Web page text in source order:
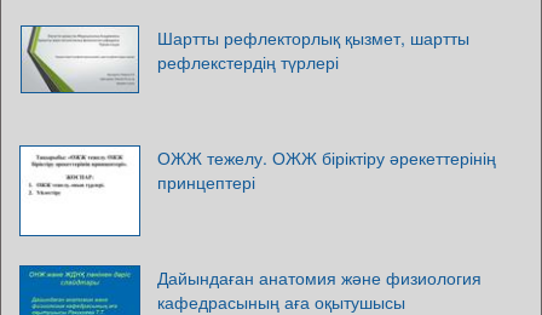
Шартты рефлекторлық қызмет, шартты
рефлекстердің түрлері
ОЖЖ тежелу. ОЖЖ біріктіру әрекеттерінің
принцептері
Дайындаған анатомия және физиология
кафедрасының аға оқытушысы